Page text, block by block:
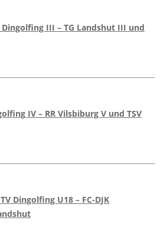
Dingolfing III – TG Landshut III und
IV – RR Vilsbiburg V und TSV
Dingolfing U18 – FC-DJK